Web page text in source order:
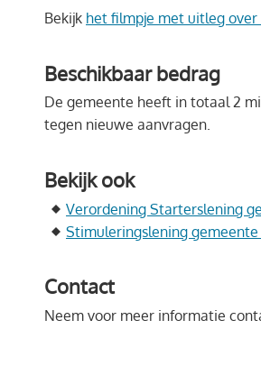
Bekijk het filmpje met uitleg
Beschikbaar bedrag
De gemeente heeft in totaal 2
tegen nieuwe aanvragen.
Bekijk ook
Verordening Starterslening
Stimuleringslening
Contact
Neem voor meer informatie